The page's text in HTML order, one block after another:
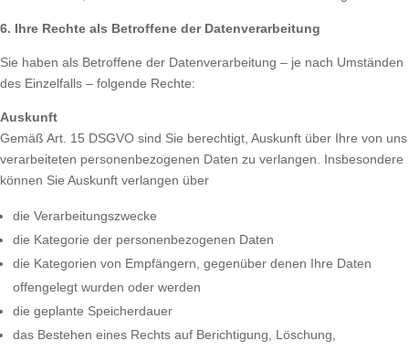
6. Ihre Rechte als Betroffene der Datenverarbeitung
Sie haben als Betroffene der Datenverarbeitung – je nach Umständen
des Einzelfalls – folgende Rechte:
Auskunft
Gemäß Art. 15 DSGVO sind Sie berechtigt, Auskunft über Ihre von uns
verarbeiteten personenbezogenen Daten zu verlangen. Insbesondere
können Sie Auskunft verlangen über
die Verarbeitungszwecke
die Kategorie der personenbezogenen Daten
die Kategorien von Empfängern, gegenüber denen Ihre Daten
offengelegt wurden oder werden
die geplante Speicherdauer
das Bestehen eines Rechts auf Berichtigung, Löschung,